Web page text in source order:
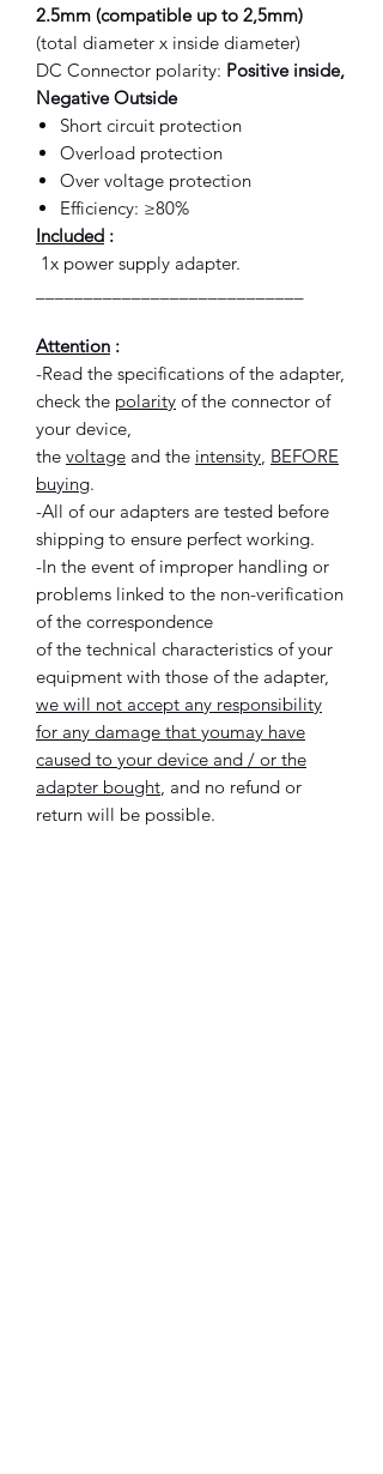
2.5mm (compatible up to 2,5mm)
(total diameter x inside diameter)
DC Connector polarity: Positive inside,
Negative Outside
Short circuit protection
Overload protection
Over voltage protection
Efficiency: ≥80%
Included :
1x power supply adapter.
Attention :
-Read the specifications of the adapter,
check the polarity of the connector of
your device,
the voltage and the intensity BEFORE
buying.
-All of our adapters are tested before
shipping to ensure perfect working.
-In the event of improper handling or
problems linked to the non-verification
of the correspondence
of the technical characteristics of your
equipment with those of the adapter,
we will not accept any responsibility
for any damage that youmay have
caused to your device and / or the
adapter bought , and no refund or
return will be possible.